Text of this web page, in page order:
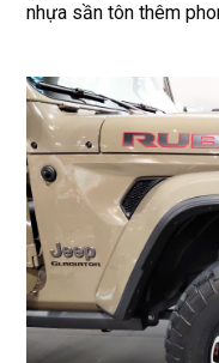
nhựa sần tôn thêm